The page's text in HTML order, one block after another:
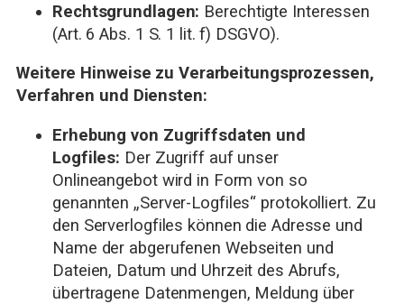
Rechtsgrundlagen: Berechtigte Interessen
(Art. 6 Abs. 1 S. 1 lit. f) DSGVO).
Weitere Hinweise zu Verarbeitungsprozessen,
Verfahren und Diensten:
Erhebung von Zugriffsdaten und
Logfiles: Der Zugriff auf unser
Onlineangebot wird in Form von so
genannten „Server-Logfiles“ protokolliert. Zu
den Serverlogfiles können die Adresse und
Name der abgerufenen Webseiten und
Dateien, Datum und Uhrzeit des Abrufs,
übertragene Datenmengen, Meldung über